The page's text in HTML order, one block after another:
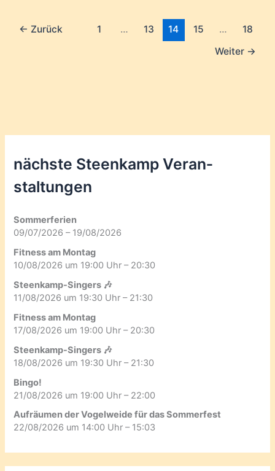
← Zurück 1 … 13 14 15 …
18
Weiter →
nächste Steenkamp Veran­
staltungen
Sommerferien
09/07/2026 – 19/08/2026
Fitness am Montag
10/08/2026 um 19:00 Uhr – 20:30
Steenkamp-Singers 🎶
11/08/2026 um 19:30 Uhr – 21:30
Fitness am Montag
17/08/2026 um 19:00 Uhr – 20:30
Steenkamp-Singers 🎶
18/08/2026 um 19:30 Uhr – 21:30
Bingo!
21/08/2026 um 19:00 Uhr – 22:00
Aufräumen der Vogelweide für das Sommerfest
22/08/2026 um 14:00 Uhr – 15:03